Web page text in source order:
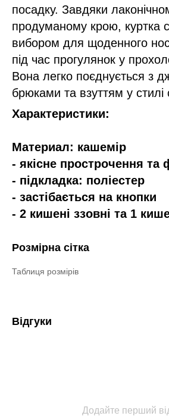
посадку. Завдяки
продуманому крою, куртка
вибором для щоденного
під час прогулянок у
Вона легко поєднується з
брюками та взуттям у стилі
Характеристики:
Материал: кашемір
- якісне прострочення та
- підкладка: поліестер
- застібається на кнопки
- 2 кишені ззовні та 1
Розмірна сітка
Таблиця розмірів
Відгуки
Додайте перший